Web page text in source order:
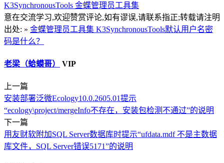
K3SynchronousTools 金蝶管理员工具集
意在交流学习,欢迎赞赏评论,如有谬误,请联系指正;转载请注明
出处: » 金蝶管理员工具集 K3SynchronousTools默认用户名密
码是什么？
老梁（蛤蟆哥） VIP
上一篇
安装部署泛微Ecology10.0.2605.01提示
“ecology\project/mergeInfo不存在，安装包检测不通过”的说明
下一篇
用友财软附加SQL Server数据库时提示“ufdata.mdf 不是主数据
库文件，SQL Server错误5171”的说明